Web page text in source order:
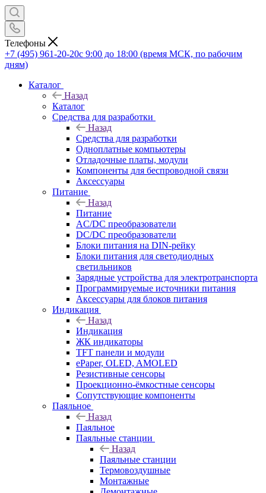
Телефоны
+7 (495) 961-20-20с 9:00 до 18:00 (время МСК, по рабочим
дням)
Каталог
Назад
Каталог
Средства для разработки
Назад
Средства для разработки
Одноплатные компьютеры
Отладочные платы, модули
Компоненты для беспроводной связи
Аксессуары
Питание
Назад
Питание
AC/DC преобразователи
DC/DC преобразователи
Блоки питания на DIN-рейку
Блоки питания для светодиодных
светильников
Зарядные устройства для электротранспорта
Программируемые источники питания
Аксессуары для блоков питания
Индикация
Назад
Индикация
ЖК индикаторы
TFT панели и модули
ePaper, OLED, AMOLED
Резистивные сенсоры
Проекционно-ёмкостные сенсоры
Сопутствующие компоненты
Паяльное
Назад
Паяльное
Паяльные станции
Назад
Паяльные станции
Термовоздушные
Монтажные